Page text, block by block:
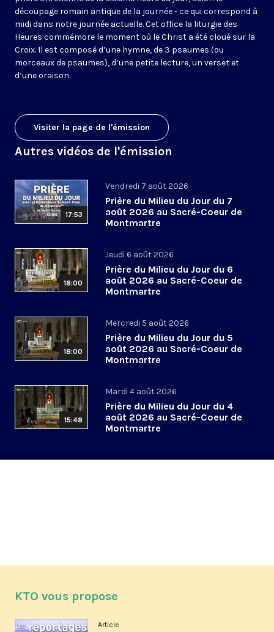
découpage romain antique de la journée - ce qui correspond à
midi dans notre journée actuelle. Cet office la liturgie des
Heures commémore le moment où le Christ a été cloué sur la
Croix. Il est composé d’une hymne, de 3 psaumes (ou
morceaux de psaumes), d’une petite lecture, un verset et
d’une oraison.
Visiter la page de l'émission
Autres vidéos de l'émission
17:53
Vendredi 7 août 2026
Prière du Milieu du Jour du 7
août 2026 au Sacré-Coeur de
Montmartre
18:00
Jeudi 6 août 2026
Prière du Milieu du Jour du 6
août 2026 au Sacré-Coeur de
Montmartre
18:00
Mercredi 5 août 2026
Prière du Milieu du Jour du 5
août 2026 au Sacré-Coeur de
Montmartre
15:48
Mardi 4 août 2026
Prière du Milieu du Jour du 4
août 2026 au Sacré-Coeur de
Montmartre
KTO vous propose
Article